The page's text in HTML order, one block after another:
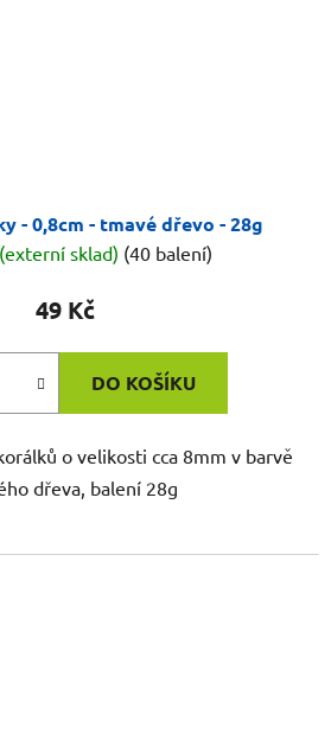
- 0,8cm - tmavé dřevo - 28g
sklad) (40 balení)
49 Kč
DO KOŠÍKU
o velikosti cca 8mm v barvě
dřeva, balení 28g